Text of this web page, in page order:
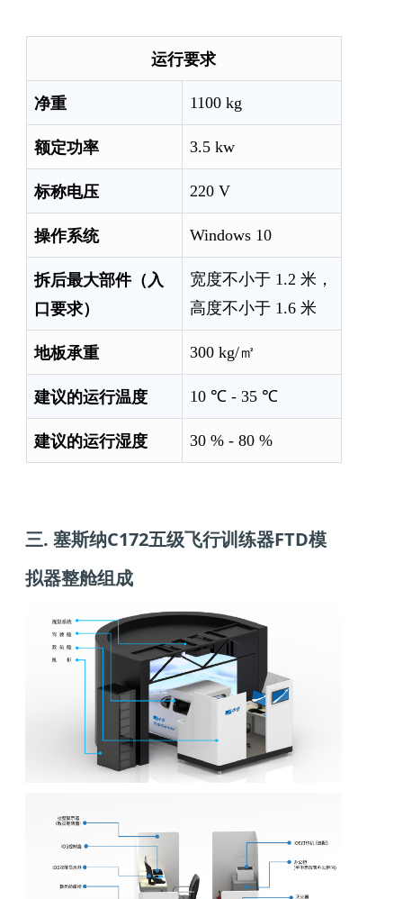
运行要求
净重 1100 kg
额定功率 3.5 kw
标称电压 220 V
操作系统 Windows 10
拆后最大部件（入
口要求）
宽度不小于 1.2 米，
高度不小于 1.6 米
地板承重 300 kg/㎡
建议的运行温度 10 ℃ - 35 ℃
建议的运行湿度 30 % - 80 %
三. 塞斯纳C172五级飞行训练器FTD模
拟器整舱组成